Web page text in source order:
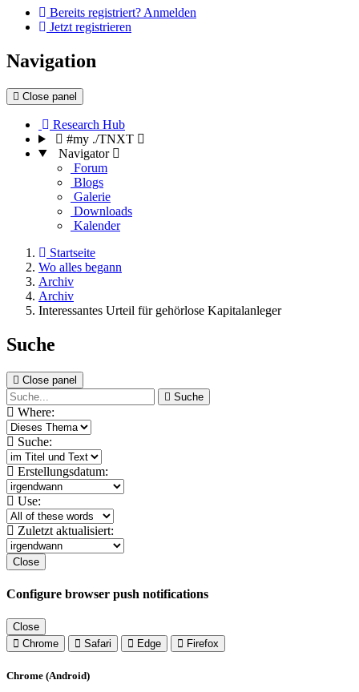
Bereits registriert? Anmelden
Jetzt registrieren
Navigation
Close panel
Research Hub
#my ./TNXT
Navigator
Forum
Blogs
Galerie
Downloads
Kalender
Startseite
Wo alles begann
Archiv
Archiv
Interessantes Urteil für gehörlose Kapitalanleger
Suche
Close panel
Suche
Where:
Suche:
Erstellungsdatum:
Use:
Zuletzt aktualisiert:
Close
Configure browser push notifications
Close
Chrome
Safari Edge Firefox
Chrome (Android)